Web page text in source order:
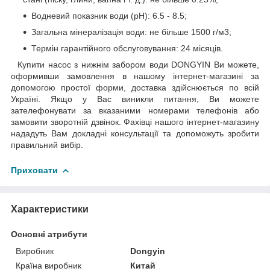
Водневий показник води (pH): 6.5 - 8.5;
Загальна мінералізація води: не більше 1500 г/м3;
Термін гарантійного обслуговування: 24 місяців.
Купити насос з нижнім забором води DONGYIN Ви можете,
оформивши замовлення в нашому інтернет-магазині за
допомогою простої форми, доставка здійснюється по всій
Україні. Якщо у Вас виникли питання, Ви можете
зателефонувати за вказаними номерами телефонів або
замовити зворотній дзвінок. Фахівці нашого інтернет-магазину
нададуть Вам докладні консультації та допоможуть зробити
правильний вибір.
Приховати
Характеристики
Основні атрибути
Виробник
Dongyin
Країна виробник
Китай